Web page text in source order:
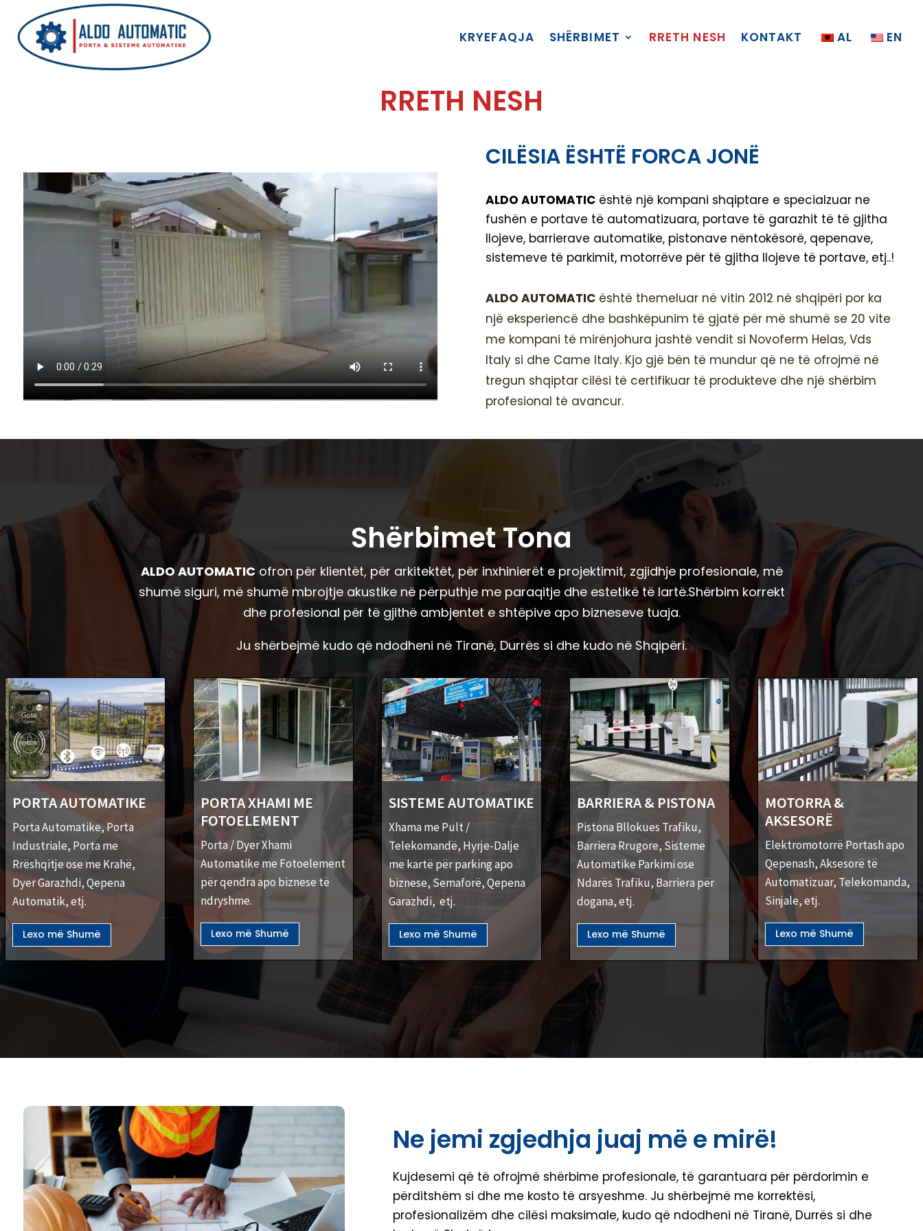
KRYEFAQJA SHËRBIMET RRETH NESH KONTAKT AL EN
RRETH NESH
CILËSIA ËSHTË FORCA JONË
ALDO AUTOMATIC është një kompani shqiptare e specialzuar ne
fushën e portave të automatizuara, portave të garazhit të të gjitha
llojeve, barrierave automatike, pistonave nëntokësorë, qepenave,
sistemeve të parkimit, motorrëve për të gjitha llojeve të portave, etj..!
ALDO AUTOMATIC është themeluar në vitin 2012 në shqipëri por ka
një eksperiencë dhe bashkëpunim të gjatë për më shumë se 20 vite
me kompani të mirënjohura jashtë vendit si Novoferm Helas, Vds
Italy si dhe Came Italy. Kjo gjë bën të mundur që ne të ofrojmë në
tregun shqiptar cilësi të certifikuar të produkteve dhe një shërbim
profesional të avancur.
Shërbimet Tona
ALDO AUTOMATIC ofron për klientët, për arkitektët, për inxhinierët e projektimit, zgjidhje profesionale, më
shumë siguri, më shumë mbrojtje akustike në përputhje me paraqitje dhe estetikë të lartë.Shërbim korrekt
dhe profesional për të gjithë ambjentet e shtëpive apo bizneseve tuaja.
Ju shërbejmë kudo që ndodheni në Tiranë, Durrës si dhe kudo në Shqipëri.
PORTA AUTOMATIKE
Porta Automatike, Porta
Industriale, Porta me
Rrëshqitje ose me Krahë,
Dyer Garazhdi, Qepena
Automatik, etj.
Lexo më Shumë
PORTA XHAMI ME
FOTOELEMENT
Porta / Dyer Xhami
Automatike me Fotoelement
për qendra apo biznese të
ndryshme.
Lexo më Shumë
SISTEME AUTOMATIKE
Xhama me Pult /
Telekomandë, Hyrje-Dalje
me kartë për parking apo
biznese, Semaforë, Qepena
Garazhdi, etj.
Lexo më Shumë
BARRIERA & PISTONA
Pistona Bllokues Trafiku,
Barriera Rrugore, Sisteme
Automatike Parkimi ose
Ndarës Trafiku, Barriera për
dogana, etj.
Lexo më Shumë
MOTORRA &
AKSESORË
Elektromotorrë Portash apo
Qepenash, Aksesorë të
Automatizuar, Telekomanda,
Sinjale, etj.
Lexo më Shumë
Ne jemi zgjedhja juaj më e mirë!
Kujdesemi që të ofrojmë shërbime profesionale, të garantuara për përdorimin e
përditshëm si dhe me kosto të arsyeshme. Ju shërbejmë me korrektësi,
profesionalizëm dhe cilësi maksimale, kudo që ndodheni në Tiranë, Durrës si dhe